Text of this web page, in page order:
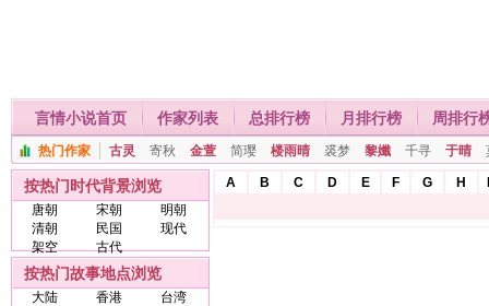
言情小说首页 作家列表 总排行榜 月排行榜 周排行
热门作家 古灵 寄秋 金萱 简璎 楼雨晴 裘梦 黎孅 千寻 于晴
按热门时代背景浏览
唐朝 宋朝
明朝
清朝
民国
现代
架空
古代
按热门故事地点浏览
大陆 香港
台湾
A B C D E F G H